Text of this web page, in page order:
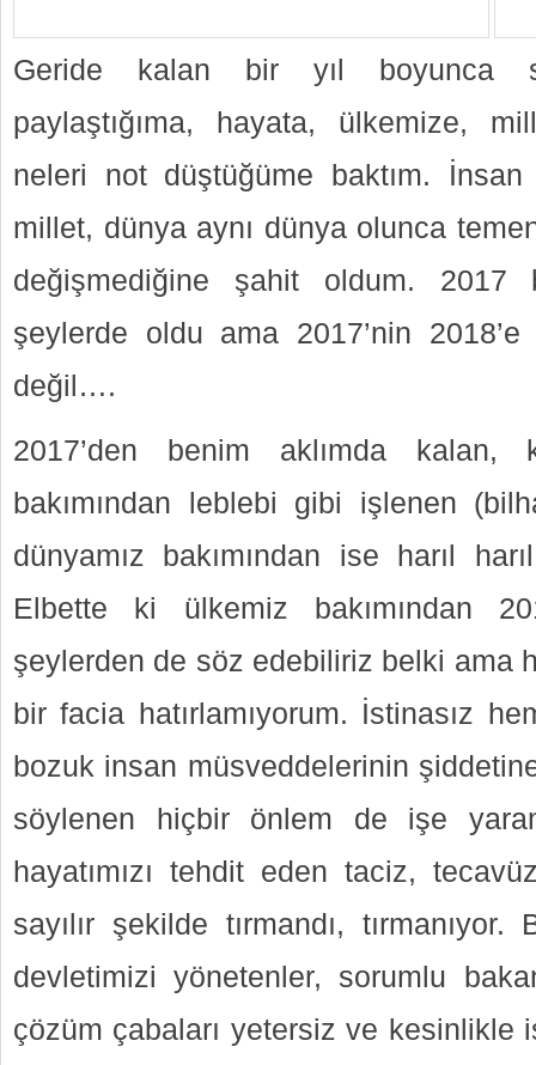
Geride kalan bir yıl boyunca
paylaştığıma, hayata, ülkemize,
neleri not düştüğüme baktım.
millet, dünya aynı dünya olunca
değişmediğine şahit oldum. 2017
şeylerde oldu ama 2017’nin 2018’e
değil….
2017’den benim aklımda kalan,
bakımından leblebi gibi işlenen
dünyamız bakımından ise harıl
Elbette ki ülkemiz bakımından
şeylerden de söz edebiliriz belki ama
bir facia hatırlamıyorum. İstinasız
bozuk insan müsveddelerinin
söylenen hiçbir önlem de işe
hayatımızı tehdit eden taciz,
sayılır şekilde tırmandı,
devletimizi yönetenler, sorumlu
çözüm çabaları yetersiz ve kesinlikle